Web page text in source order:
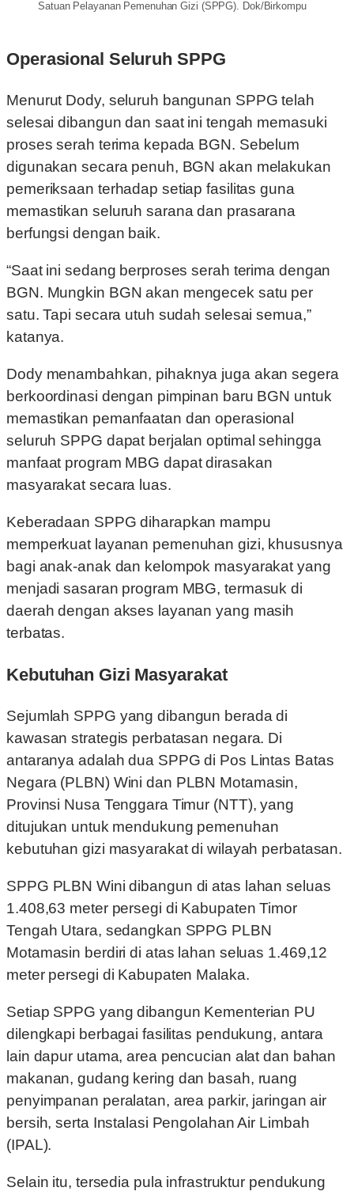
Satuan Pelayanan Pemenuhan Gizi (SPPG). Dok/Birkompu
Operasional Seluruh SPPG
Menurut Dody, seluruh bangunan SPPG telah
selesai dibangun dan saat ini tengah memasuki
proses serah terima kepada BGN. Sebelum
digunakan secara penuh, BGN akan melakukan
pemeriksaan terhadap setiap fasilitas guna
memastikan seluruh sarana dan prasarana
berfungsi dengan baik.
“Saat ini sedang berproses serah terima dengan
BGN. Mungkin BGN akan mengecek satu per
satu. Tapi secara utuh sudah selesai semua,”
katanya.
Dody menambahkan, pihaknya juga akan segera
berkoordinasi dengan pimpinan baru BGN untuk
memastikan pemanfaatan dan operasional
seluruh SPPG dapat berjalan optimal sehingga
manfaat program MBG dapat dirasakan
masyarakat secara luas.
Keberadaan SPPG diharapkan mampu
memperkuat layanan pemenuhan gizi, khususnya
bagi anak-anak dan kelompok masyarakat yang
menjadi sasaran program MBG, termasuk di
daerah dengan akses layanan yang masih
terbatas.
Kebutuhan Gizi Masyarakat
Sejumlah SPPG yang dibangun berada di
kawasan strategis perbatasan negara. Di
antaranya adalah dua SPPG di Pos Lintas Batas
Negara (PLBN) Wini dan PLBN Motamasin,
Provinsi Nusa Tenggara Timur (NTT), yang
ditujukan untuk mendukung pemenuhan
kebutuhan gizi masyarakat di wilayah perbatasan.
SPPG PLBN Wini dibangun di atas lahan seluas
1.408,63 meter persegi di Kabupaten Timor
Tengah Utara, sedangkan SPPG PLBN
Motamasin berdiri di atas lahan seluas 1.469,12
meter persegi di Kabupaten Malaka.
Setiap SPPG yang dibangun Kementerian PU
dilengkapi berbagai fasilitas pendukung, antara
lain dapur utama, area pencucian alat dan bahan
makanan, gudang kering dan basah, ruang
penyimpanan peralatan, area parkir, jaringan air
bersih, serta Instalasi Pengolahan Air Limbah
(IPAL).
Selain itu, tersedia pula infrastruktur pendukung